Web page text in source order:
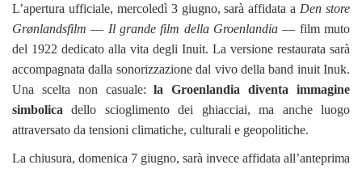
L’apertura ufficiale, mercoledì 3 giugno, sarà affidata a Den store
Grønlandsfilm — Il grande film della Groenlandia — film muto
del 1922 dedicato alla vita degli Inuit. La versione restaurata sarà
accompagnata dalla sonorizzazione dal vivo della band inuit Inuk.
Una scelta non casuale:la Groenlandia diventa immagine
simbolica dello scioglimento dei ghiacciai, ma anche luogo
attraversato da tensioni climatiche, culturali e geopolitiche.
La chiusura, domenica 7 giugno, sarà invece affidata all’anteprima